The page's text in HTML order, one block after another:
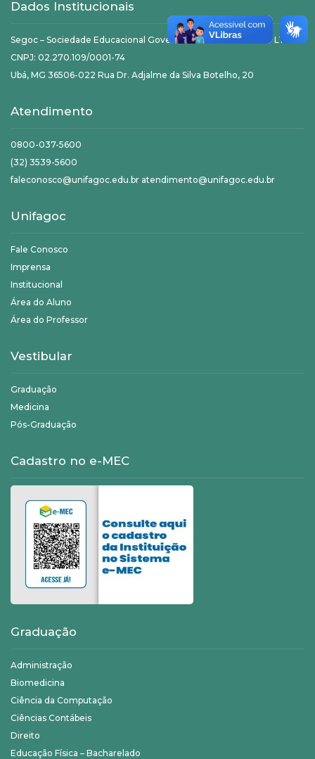
Dados Institucionais
Segoc – Sociedade Educacional Governador Ozanam Coelho LTDA
CNPJ: 02.270.109/0001-74
Ubá, MG 36506-022 Rua Dr. Adjalme da Silva Botelho, 20
Atendimento
0800-037-5600
(32) 3539-5600
faleconosco@unifagoc.edu.br atendimento@unifagoc.edu.br
Unifagoc
Fale Conosco
Imprensa
Institucional
Área do Aluno
Área do Professor
Vestibular
Graduação
Medicina
Pós-Graduação
Cadastro no e-MEC
Graduação
Administração
Biomedicina
Ciência da Computação
Ciências Contábeis
Direito
Educação Física – Bacharelado